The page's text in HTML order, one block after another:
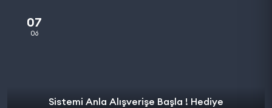
07
06
Sistemi Anla Alışverişe Başla ! Hediye